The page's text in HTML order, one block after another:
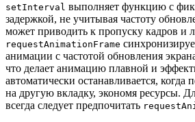
setInterval выполняет функцию с
задержкой, не учитывая частоту
может приводить к пропуску кадров
requestAnimationFrame
анимации с частотой обновления
что делает анимацию плавной и
автоматически останавливается, когда
на другую вкладку, экономя ресурсы.
всегда следует предпочитать